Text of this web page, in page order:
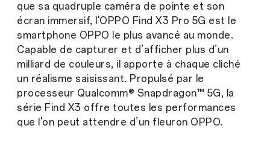
que sa quadruple caméra de pointe et son
écran immersif, l'OPPO Find X3 Pro 5G est le
smartphone OPPO le plus avancé au monde.
Capable de capturer et d’afficher plus d’un
milliard de couleurs, il apporte à chaque cliché
un réalisme saisissant. Propulsé par le
processeur Qualcomm® Snapdragon™ 5G, la
série Find X3 offre toutes les performances
que l'on peut attendre d’un fleuron OPPO.